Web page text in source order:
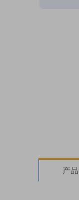
产